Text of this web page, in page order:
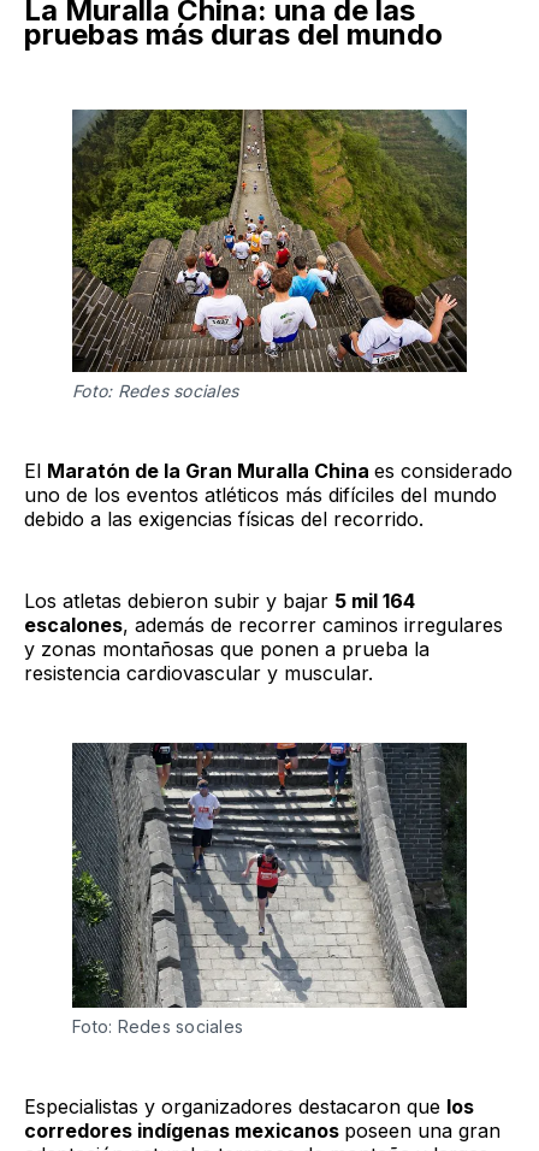
La Muralla China: una de las
pruebas más duras del mundo
Foto: Redes sociales
El Maratón de la Gran Muralla China es considerado
uno de los eventos atléticos más difíciles del mundo
debido a las exigencias físicas del recorrido.
Los atletas debieron subir y bajar 5 mil 164
escalones, además de recorrer caminos irregulares
y zonas montañosas que ponen a prueba la
resistencia cardiovascular y muscular.
Foto: Redes sociales
Especialistas y organizadores destacaron que los
corredores indígenas mexicanos poseen una gran